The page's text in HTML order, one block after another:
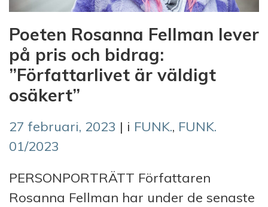
Poeten Rosanna Fellman lever
på pris och bidrag:
”Författarlivet är väldigt
osäkert”
27 februari, 2023 | i FUNK., FUNK.
01/2023
PERSONPORTRÄTT Författaren
Rosanna Fellman har under de senaste